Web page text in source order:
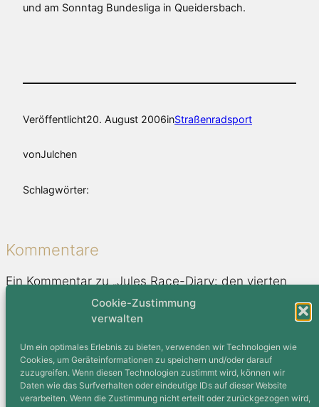
Cookie-Zustimmung
verwalten
Um ein optimales Erlebnis zu bieten, verwenden wir Technologien wie
Cookies, um Geräteinformationen zu speichern und/oder darauf
zuzugreifen. Wenn diesen Technologien zustimmt wird, können wir
Daten wie das Surfverhalten oder eindeutige IDs auf dieser Website
verarbeiten. Wenn die Zustimmung nicht erteilt oder zurückgezogen wird,
und am Sonntag Bundesliga in Queidersbach.
Veröffentlicht20. August 2006inStraßenradsport
vonJulchen
Schlagwörter:
Kommentare
Ein Kommentar zu „Jules Race-Diary: den vierten
Es geht doch aufwärts, und am Mittwoch schaffst Du auch
mehr, nachdem der Auftakt zum Üben war.